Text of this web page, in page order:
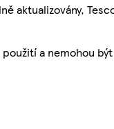
aktualizovány,
a nemohou